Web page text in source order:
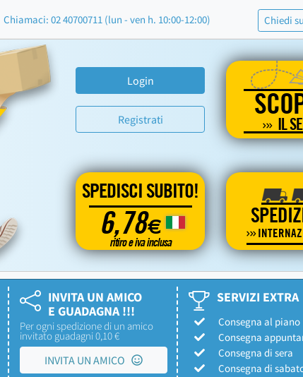
Chiamaci: 02 40700711 (lun - ven h. 10:00-12:00) Chiedi
Login
Registrati IL
SPEDISCI SUBITO!
6,78€
ritiro e iva inclusa
INVITA UN AMICO
E GUADAGNA !!!
Per ogni spedizione di un amico
invitato guadagni 0,10 €
INVITA UN AMICO
SERVIZI EXTRA
Consegna al piano
Consegna
Consegna di sera
Consegna di